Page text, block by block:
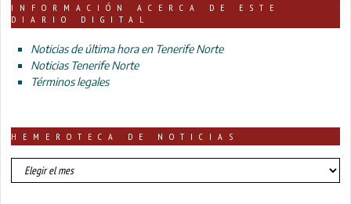
INFORMACIÓN ACERCA DE ESTE
DIARIO DIGITAL
Noticias de última hora en Tenerife Norte
Noticias Tenerife Norte
Términos legales
HEMEROTECA DE NOTICIAS
HEMEROTECA
DE